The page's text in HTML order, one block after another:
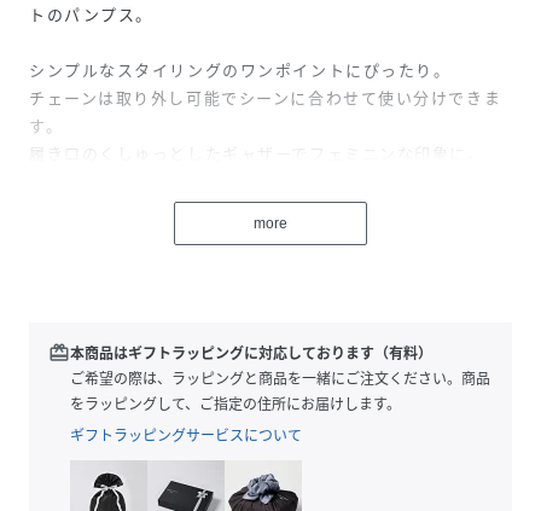
トのパンプス。
シンプルなスタイリングのワンポイントにぴったり。
チェーンは取り外し可能でシーンに合わせて使い分けできま
す。
履き口のくしゅっとしたギャザーでフェミニンな印象に。
太めのローヒールが歩きやすく疲れにくくて、
シンプルなコーデのワンポイントにおすすめの１足です。
性別タイプ レディース
原産国 中国
合成皮革
more
redeem本商品はギフトラッピングに対応しております（有料）
ご希望の際は、ラッピングと商品を一緒にご注文ください。商品
をラッピングして、ご指定の住所にお届けします。
ギフトラッピングサービスについて